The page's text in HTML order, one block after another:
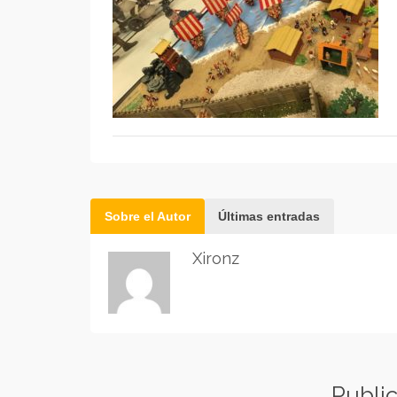
Sobre el Autor Últimas entradas
Xironz